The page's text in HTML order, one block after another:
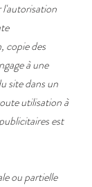
copie des
à une
site dans un
utilisation à
est
ou partielle